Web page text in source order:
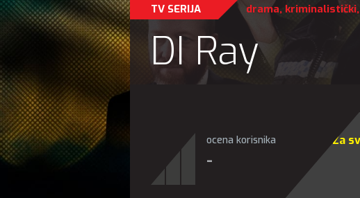
TV SERIJA drama, kriminalistički,
DI Ray
Za
ocena korisnika
-